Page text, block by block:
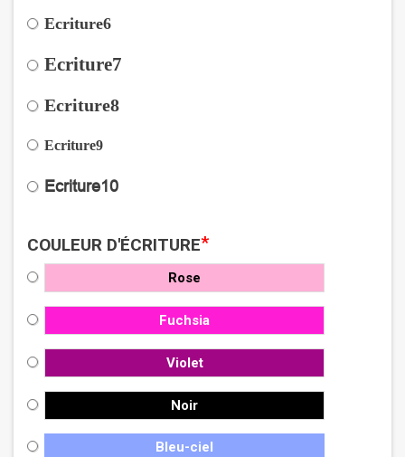
Ecriture6
Ecriture7
Ecriture8
Ecriture9
Ecriture10
COULEUR D'ÉCRITURE*
Rose
Fuchsia
Violet
Noir
Bleu-ciel